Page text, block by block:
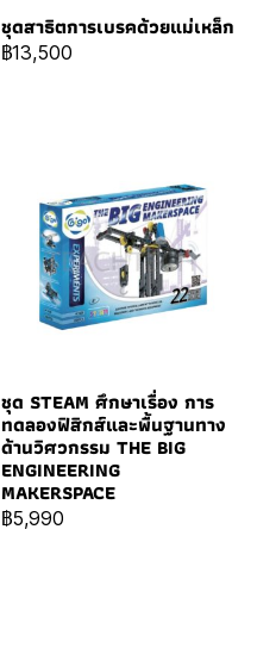
ชุดสาธิตการเบรคด้วยแม่เหล็ก
฿13,500
ชุด STEAM ศึกษาเรื่อง การ
ทดลองฟิสิกส์และพื้นฐานทาง
ด้านวิศวกรรม THE BIG
ENGINEERING
MAKERSPACE
฿5,990